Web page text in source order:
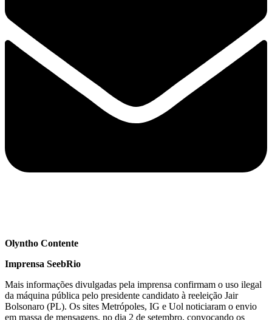
Olyntho Contente
Imprensa SeebRio
Mais informações divulgadas pela imprensa confirmam o uso ilegal
da máquina pública pelo presidente candidato à reeleição Jair
Bolsonaro (PL). Os sites Metrópoles, IG e Uol noticiaram o envio
em massa de mensagens, no dia 2 de setembro, convocando os